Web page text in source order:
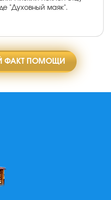
"Духовный маяк".
ФАКТ ПОМОЩИ